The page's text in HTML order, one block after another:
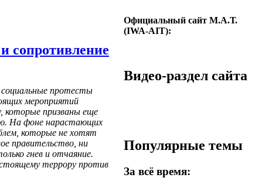
сопротивление
протесты
мероприятий
которые призваны еще
На фоне нарастающих
которые не хотят
правительство, ни
гнев и отчаяние.
террору против
Официальный сайт М.А.Т.
(IWA-AIT):
Видео-раздел сайта
Популярные темы
За всё время: